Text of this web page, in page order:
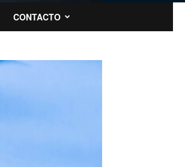
CONTACTO